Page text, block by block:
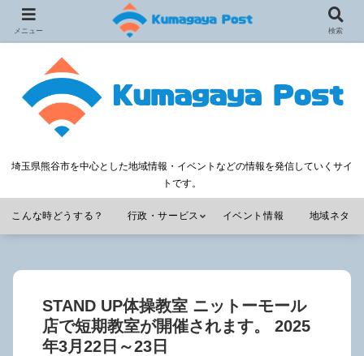
埼玉県熊谷市を中心とした地域情報・イベントなどの情報を発信していくサイ
トです。
こんな時どうする？ 行政・サービス イベント情報 地域ネタ
STAND UP体操教室 ニットーモール
店で短期教室が開催されます。 2025
年3月22日～23日
メニュー 検索